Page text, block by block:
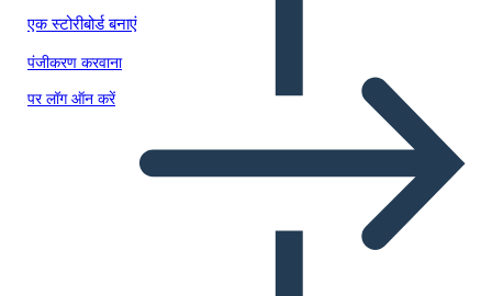
एक स्टोरीबोर्ड बनाएं
पंजीकरण करवाना
पर लॉग ऑन करें
Шаблон, ГРОЗДЕ Графичен